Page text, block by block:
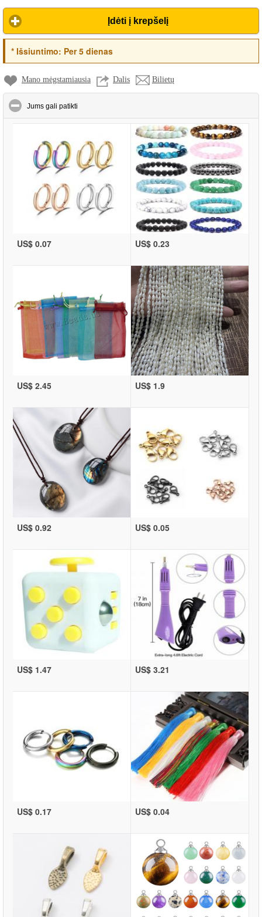
Įdėti į krepšelį
*Išsiuntimo: Per 5 dienas
Mano mėgstamiausia Dalis Bilietų
Jums gali patikti
US$ 0.07 US$ 0.23
US$ 2.45 US$ 1.9
US$ 0.92 US$ 0.05
US$ 1.47 US$ 3.21
US$ 0.17 US$ 0.04